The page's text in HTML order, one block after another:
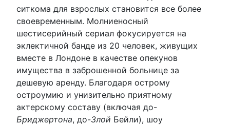
ситкома для взрослых становится все более
своевременным. Молниеносный
шестисерийный сериал фокусируется на
эклектичной банде из 20 человек, живущих
вместе в Лондоне в качестве опекунов
имущества в заброшенной больнице за
дешевую аренду. Благодаря острому
остроумию и унизительно приятному
актерскому составу (включая до-
Бриджертона, до-Злой Бейли), шоу